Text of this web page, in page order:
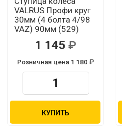
VALRUS Профи круг
30мм (4 болта 4/98
VAZ) 90мм (529)
1 145
Розничная цена 1 180
КУПИТЬ